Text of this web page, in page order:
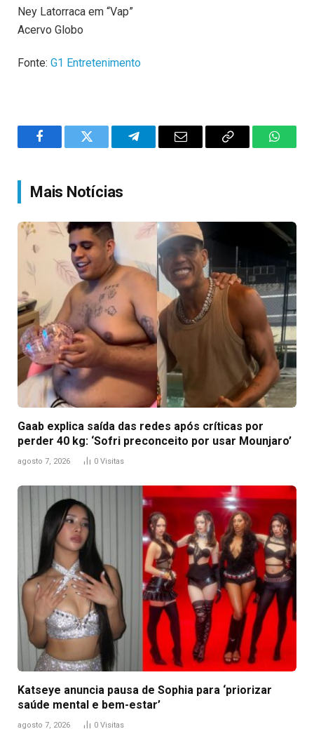
Ney Latorraca em “Vap”
Acervo Globo
Fonte: G1 Entretenimento
FacebookTwitter TelegramEmail
Copy
Mais Notícias
Gaab explica saída das redes após críticas por
perder 40 kg: ‘Sofri preconceito por usar Mounjaro’
agosto 7, 2026 0 Visitas
Katseye anuncia pausa de Sophia para ‘priorizar
saúde mental e bem-estar’
agosto 7, 2026 0 Visitas